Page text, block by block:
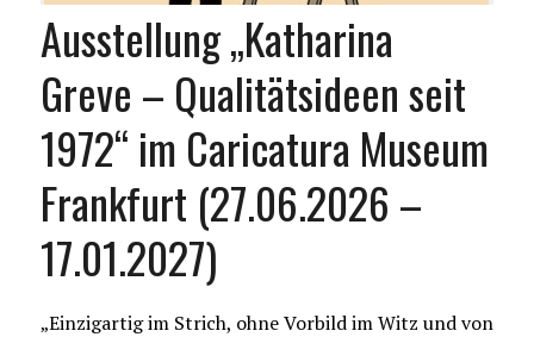
Ausstellung „Katharina
Greve – Qualitätsideen seit
1972“ im Caricatura Museum
Frankfurt (27.06.2026 –
17.01.2027)
„Einzigartig im Strich, ohne Vorbild im Witz und von